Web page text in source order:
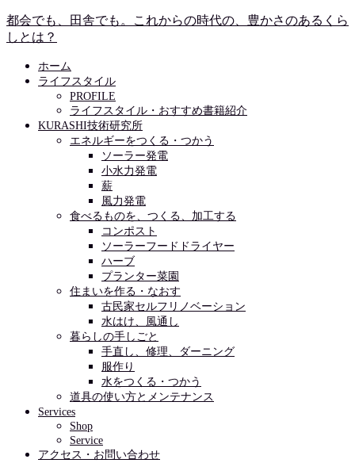
都会でも、田舎でも。これからの時代の、豊かさのあるくら
しとは？
ホーム
ライフスタイル
PROFILE
ライフスタイル・おすすめ書籍紹介
KURASHI技術研究所
エネルギーをつくる・つかう
ソーラー発電
小水力発電
薪
風力発電
食べるものを、つくる、加工する
コンポスト
ソーラーフードドライヤー
ハーブ
プランター菜園
住まいを作る・なおす
古民家セルフリノベーション
水はけ、風通し
暮らしの手しごと
手直し、修理、ダーニング
服作り
水をつくる・つかう
道具の使い方とメンテナンス
Services
Shop
Service
アクセス・お問い合わせ